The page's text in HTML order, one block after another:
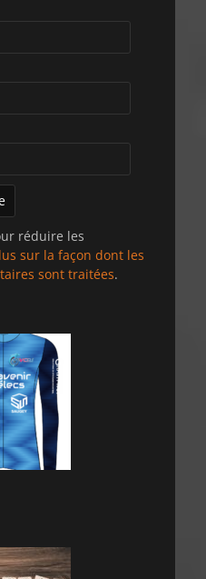
réduire les
sur la façon dont les
sont traitées.